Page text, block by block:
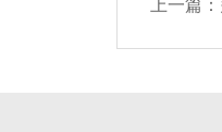
上一篇：